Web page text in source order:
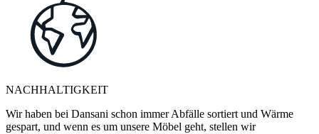
NACHHALTIGKEIT
Wir haben bei Dansani schon immer Abfälle sortiert und Wärme
gespart, und wenn es um unsere Möbel geht, stellen wir